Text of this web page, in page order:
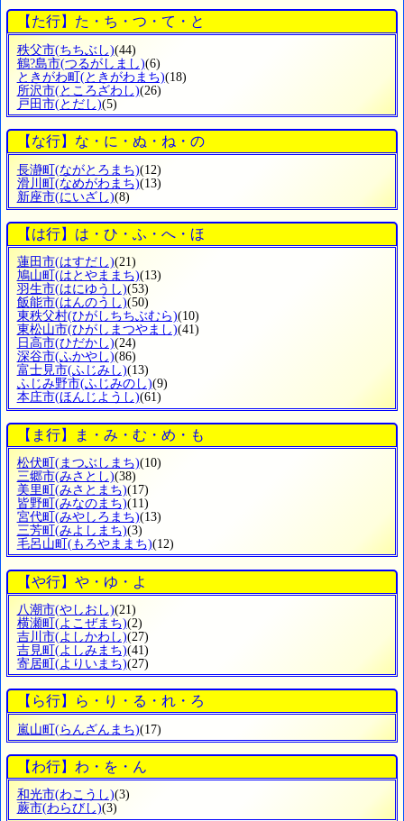
【た行】た・ち・つ・て・と
秩父市(ちちぶし)(44)
鶴?島市(つるがしまし)(6)
ときがわ町 (ときがわまち)(18)
所沢市(ところざわし)(26)
戸田市(とだし)(5)
【な行】な・に・ぬ・ね・の
長瀞町(ながとろまち)(12)
滑川町(なめがわまち)(13)
新座市(にいざし)(8)
【は行】は・ひ・ふ・へ・ほ
蓮田市(はすだし)(21)
鳩山町 (はとやままち)(13)
羽生市(はにゆうし)(53)
飯能市(はんのうし)(50)
東秩父村(ひがしちちぶむら)(10)
東松山市(ひがしまつやまし)(41)
日高市(ひだかし)(24)
深谷市(ふかやし)(86)
富士見市(ふじみし)(13)
ふじみ野市(ふじみのし)(9)
本庄市(ほんじようし)(61)
【ま行】ま・み・む・め・も
松伏町 (まつぶしまち)(10)
三郷市(みさとし)(38)
美里町 (みさとまち)(17)
皆野町 (みなのまち)(11)
宮代町 (みやしろまち)(13)
三芳町 (みよしまち)(3)
毛呂山町 (もろやままち)(12)
【や行】や・ゆ・よ
八潮市(やしおし)(21)
横瀬町 (よこぜまち)(2)
吉川市(よしかわし)(27)
吉見町 (よしみまち)(41)
寄居町 (よりいまち)(27)
【ら行】ら・り・る・れ・ろ
嵐山町(らんざんまち)(17)
【わ行】わ・を・ん
和光市(わこうし)(3)
蕨市(わらびし)(3)